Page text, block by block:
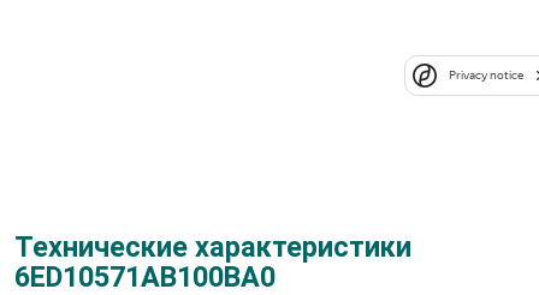
Технические характеристики
6ED10571AB100BA0
Privacy notice